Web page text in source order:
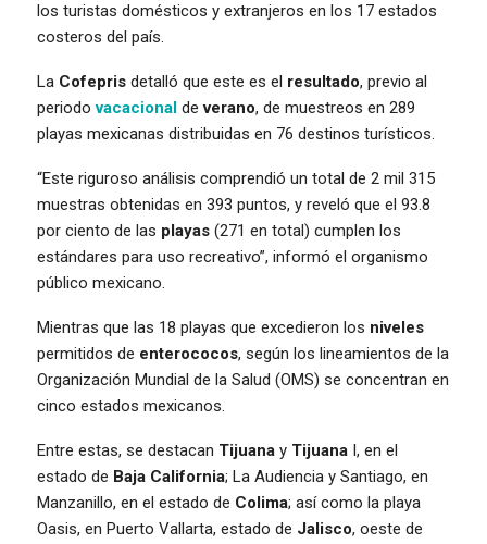
los turistas domésticos y extranjeros en los 17 estados
costeros del país.
La Cofepris detalló que este es el resultado, previo al
periodovacacional deverano, de muestreos en 289
playas mexicanas distribuidas en 76 destinos turísticos.
“Este riguroso análisis comprendió un total de 2 mil 315
muestras obtenidas en 393 puntos, y reveló que el 93.8
por ciento de las playas (271 en total) cumplen los
estándares para uso recreativo”, informó el organismo
público mexicano.
Mientras que las 18 playas que excedieron los niveles
permitidos de enterococos, según los lineamientos de la
Organización Mundial de la Salud (OMS) se concentran en
cinco estados mexicanos.
Entre estas, se destacan Tijuana y Tijuana I, en el
estado de Baja California; La Audiencia y Santiago, en
Manzanillo, en el estado de Colima; así como la playa
Oasis, en Puerto Vallarta, estado de Jalisco, oeste de